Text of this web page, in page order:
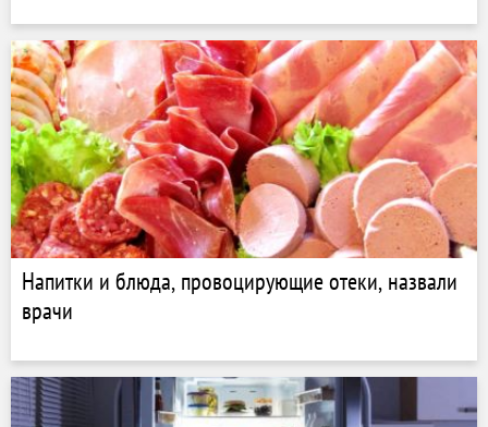
Напитки и блюда, провоцирующие отеки, назвали
врачи